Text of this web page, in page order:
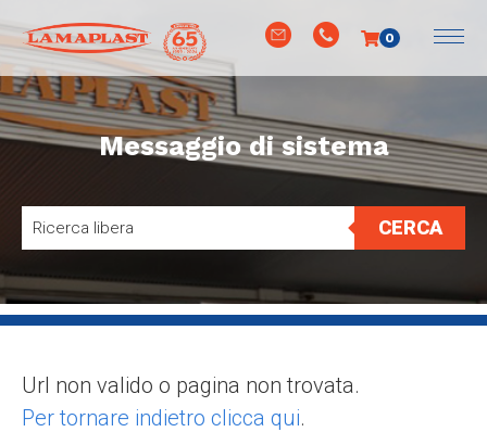
0
Messaggio di sistema
CERCA
Url non valido o pagina non trovata.
Per tornare indietro clicca qui.